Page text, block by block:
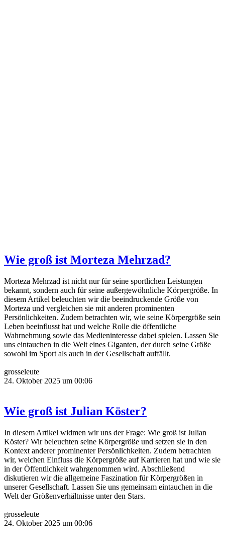
Wie groß ist Morteza Mehrzad?
Morteza Mehrzad ist nicht nur für seine sportlichen Leistungen
bekannt, sondern auch für seine außergewöhnliche Körpergröße. In
diesem Artikel beleuchten wir die beeindruckende Größe von
Morteza und vergleichen sie mit anderen prominenten
Persönlichkeiten. Zudem betrachten wir, wie seine Körpergröße sein
Leben beeinflusst hat und welche Rolle die öffentliche
Wahrnehmung sowie das Medieninteresse dabei spielen. Lassen Sie
uns eintauchen in die Welt eines Giganten, der durch seine Größe
sowohl im Sport als auch in der Gesellschaft auffällt.
grosseleute
24. Oktober 2025 um 00:06
Wie groß ist Julian Köster?
In diesem Artikel widmen wir uns der Frage: Wie groß ist Julian
Köster? Wir beleuchten seine Körpergröße und setzen sie in den
Kontext anderer prominenter Persönlichkeiten. Zudem betrachten
wir, welchen Einfluss die Körpergröße auf Karrieren hat und wie sie
in der Öffentlichkeit wahrgenommen wird. Abschließend
diskutieren wir die allgemeine Faszination für Körpergrößen in
unserer Gesellschaft. Lassen Sie uns gemeinsam eintauchen in die
Welt der Größenverhältnisse unter den Stars.
grosseleute
24. Oktober 2025 um 00:06